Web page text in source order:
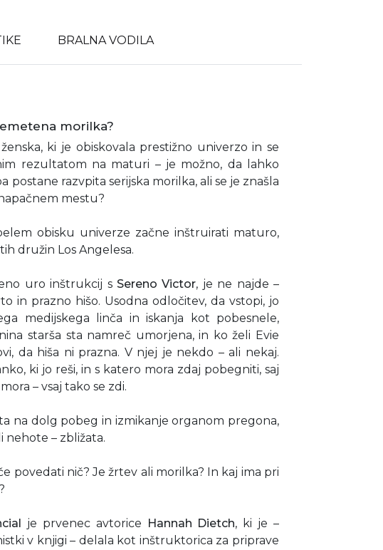
BRALNA VODILA
morilka?
ki je obiskovala prestižno univerzo in se
rezultatom na maturi – je možno, da lahko
postane razvpita serijska morilka, ali se je znašla
mestu?
obisku univerze začne inštruirati maturo,
družin Los Angelesa.
uro inštrukcij sSereno Victor, je ne najde –
in prazno hišo. Usodna odločitev, da vstopi, jo
medijskega linča in iskanja kot pobesnele,
starša sta namreč umorjena, in ko želi Evie
da hiša ni prazna. V njej je nekdo – ali nekaj.
ki jo reši, in s katero mora zdaj pobegniti, saj
– vsaj tako se zdi.
na dolg pobeg in izmikanje organom pregona,
nehote – zbližata.
povedati nič? Je žrtev ali morilka? In kaj ima pri
je prvenec avtorice Hannah Dietch, ki je –
v knjigi – delala kot inštruktorica za priprave